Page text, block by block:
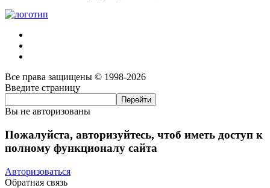
Все права защищены © 1998-2026
Введите страницу
Вы не авторизованы
Пожалуйста, авторизуйтесь, чтоб иметь доступ к
полному функционалу сайта
Авторизоваться
Обратная связь